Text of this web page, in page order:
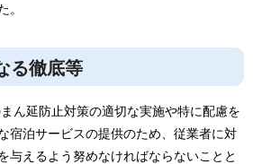
。
る徹底等
ん延防止対策の適切な実施や特に配慮を
宿泊サービスの提供のため、従業者に対
与えるよう努めなければならないことと